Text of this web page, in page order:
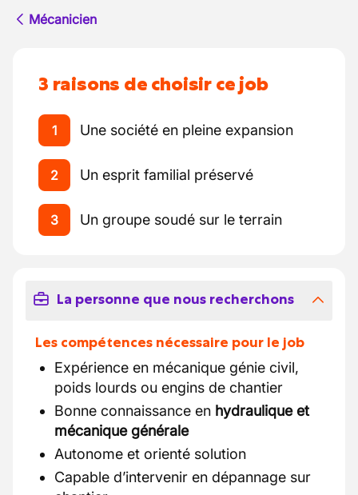
Mécanicien
3 raisons de choisir ce job
1 Une société en pleine expansion
2 Un esprit familial préservé
3 Un groupe soudé sur le terrain
La personne que nous recherchons
Les compétences nécessaire pour le job
Expérience en mécanique génie civil,
poids lourds ou engins de chantier
Bonne connaissance en hydraulique et
mécanique générale
Autonome et orienté solution
Capable d’intervenir en dépannage sur